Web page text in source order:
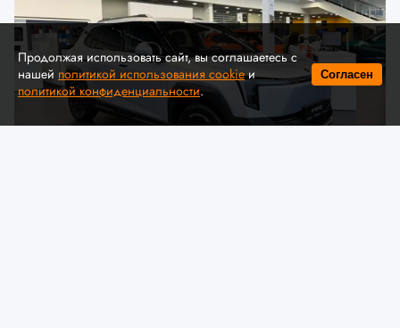
Продолжая использовать сайт, вы соглашаетесь с
нашей политикой использования cookieи
политикой конфиденциальности.
Согласен